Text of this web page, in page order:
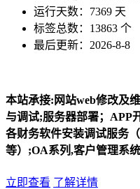
运行天数：7369 天
标签总数：13863 个
最后更新：2026-8-8
本站承接:网站web修改及
与调试;服务器部署；APP
各财务软件安装调试服务
等）;OA系列,客户管理系
立即查看 了解详情